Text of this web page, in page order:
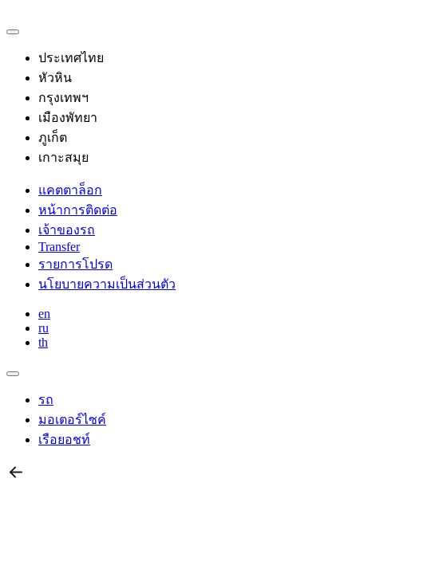
ประเทศไทย
หัวหิน
กรุงเทพฯ
เมืองพัทยา
ภูเก็ต
เกาะสมุย
แคตตาล็อก
หน้าการติดต่อ
เจ้าของรถ
Transfer
รายการโปรด
นโยบายความเป็นส่วนตัว
en
ru
th
รถ
มอเตอร์ไซค์
เรือยอชท์